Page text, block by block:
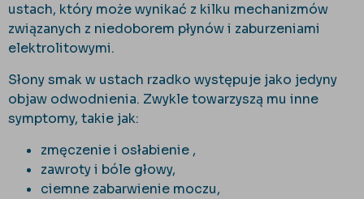
ustach, który może wynikać z kilku mechanizmów
związanych z niedoborem płynów i zaburzeniami
elektrolitowymi.
Słony smak w ustach rzadko występuje jako jedyny
objaw odwodnienia. Zwykle towarzyszą mu inne
symptomy, takie jak:
zmęczenie i osłabienie ,
zawroty i bóle głowy,
ciemne zabarwienie moczu,